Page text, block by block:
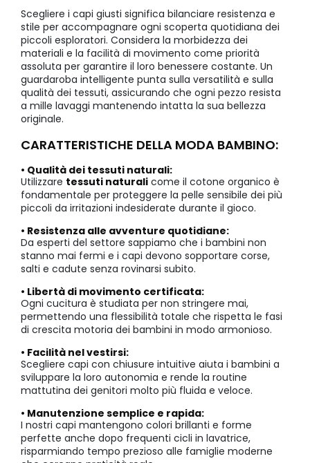
Scegliere i capi giusti significa bilanciare resistenza e
stile per accompagnare ogni scoperta quotidiana dei
piccoli esploratori. Considera la morbidezza dei
materiali e la facilità di movimento come priorità
assoluta per garantire il loro benessere costante. Un
guardaroba intelligente punta sulla versatilità e sulla
qualità dei tessuti, assicurando che ogni pezzo resista
a mille lavaggi mantenendo intatta la sua bellezza
originale.
CARATTERISTICHE DELLA MODA BAMBINO:
• Qualità dei tessuti naturali:
Utilizzare tessuti naturali come il cotone organico è
fondamentale per proteggere la pelle sensibile dei più
piccoli da irritazioni indesiderate durante il gioco.
• Resistenza alle avventure quotidiane:
Da esperti del settore sappiamo che i bambini non
stanno mai fermi e i capi devono sopportare corse,
salti e cadute senza rovinarsi subito.
• Libertà di movimento certificata:
Ogni cucitura è studiata per non stringere mai,
permettendo una flessibilità totale che rispetta le fasi
di crescita motoria dei bambini in modo armonioso.
• Facilità nel vestirsi:
Scegliere capi con chiusure intuitive aiuta i bambini a
sviluppare la loro autonomia e rende la routine
mattutina dei genitori molto più fluida e veloce.
• Manutenzione semplice e rapida:
I nostri capi mantengono colori brillanti e forme
perfette anche dopo frequenti cicli in lavatrice,
risparmiando tempo prezioso alle famiglie moderne